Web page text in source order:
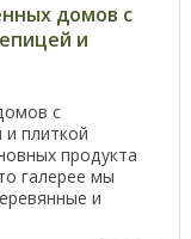
домов с
и
с
и плиткой
продукта
галерее мы
и